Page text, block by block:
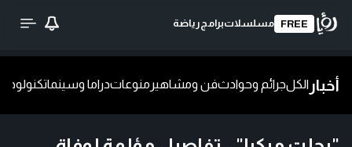
FREE مسلسلاتبرامج رياضة
أخبار الكلجرائم وحوادثفن ومشاهير منوعاتدراما وسينماتكنولوجيا